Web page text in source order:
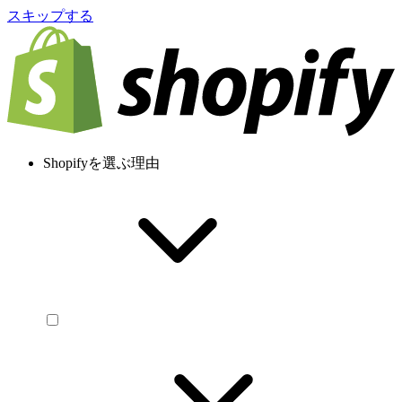
スキップする
Shopifyを選ぶ理由